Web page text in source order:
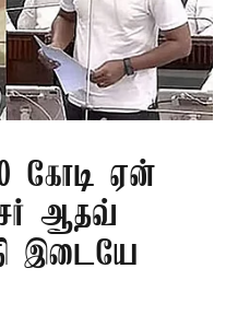
கோடி ஏன்
ஆதவ்
இடையே